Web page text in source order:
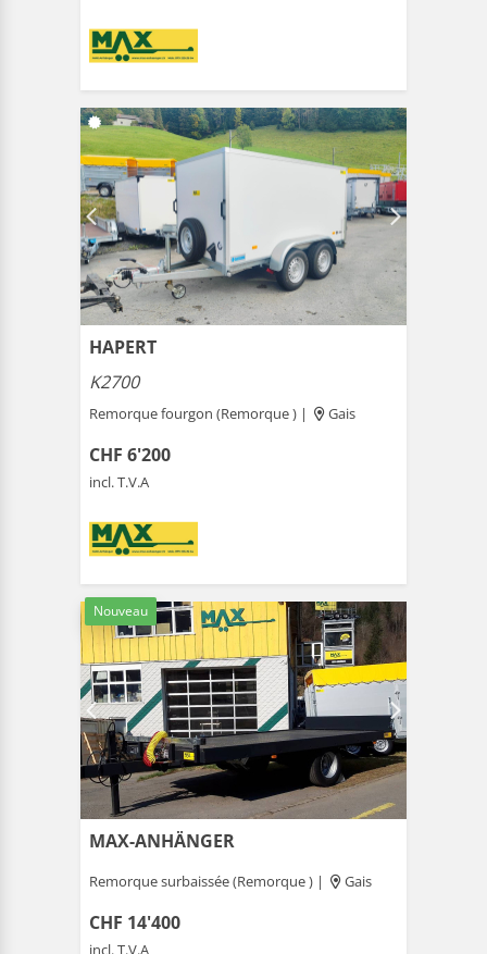
HAPERT
K2700
Remorque fourgon (Remorque ) | Gais
CHF 6'200
incl. T.V.A
Nouveau
MAX-ANHÄNGER
Remorque surbaissée (Remorque ) | Gais
CHF 14'400
incl. T.V.A